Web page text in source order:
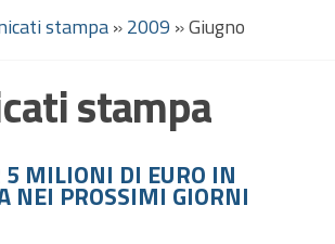
stampa»2009 »Giugno
stampa
5 MILIONI DI EURO IN
NEI PROSSIMI GIORNI